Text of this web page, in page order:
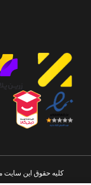
کلیه حقوق این سایت